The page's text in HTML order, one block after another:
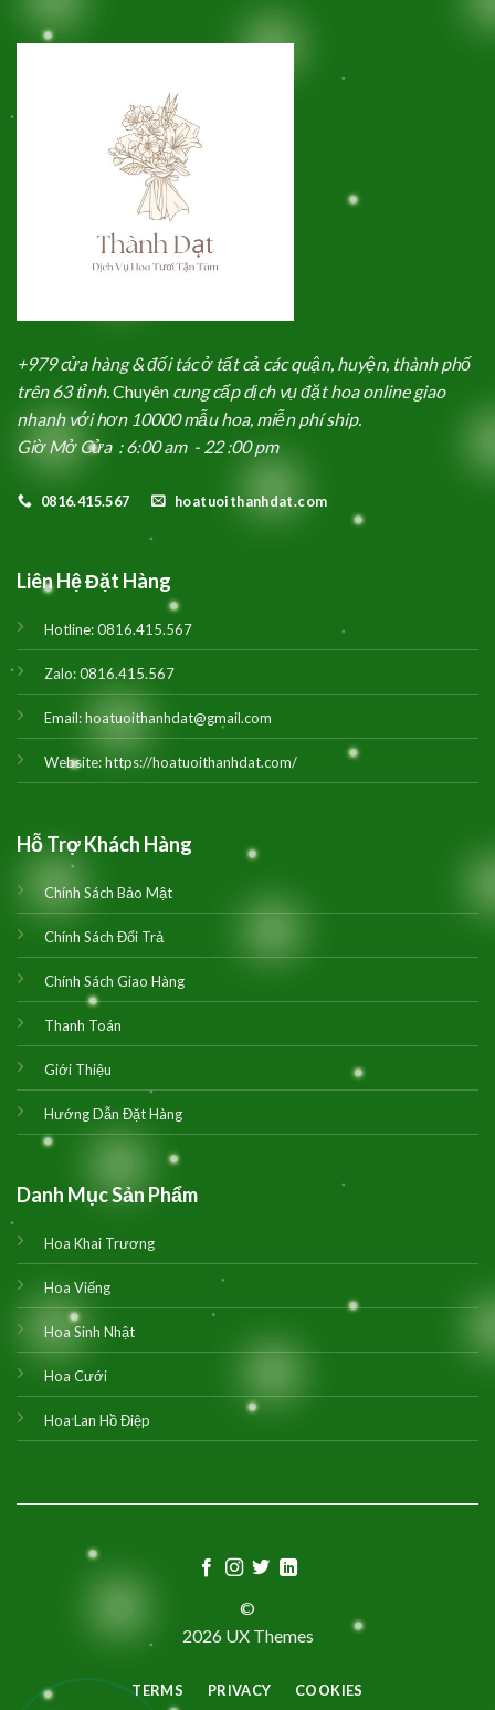
+979 cửa hàng & đối tác ở tất cả các quận, huyện, thành phố
trên 63 tỉnh. Chuyên cung cấp dịch vụ đặt hoa online giao
nhanh với hơn 10000 mẫu hoa, miễn phí ship.
Giờ Mở Cửa : 6:00 am - 22 :00 pm
0816.415.567 hoatuoithanhdat.com
Liên Hệ Đặt Hàng
Hotline:0816.415.567
Zalo:0816.415.567
Email:hoatuoithanhdat@gmail.com
Website:https://hoatuoithanhdat.com/
Hỗ Trợ Khách Hàng
Chính Sách Bảo Mật
Chính Sách Đổi Trả
Chính Sách Giao Hàng
Thanh Toán
Giới Thiệu
Hướng Dẫn Đặt Hàng
Danh Mục Sản Phẩm
Hoa Khai Trương
Hoa Viếng
Hoa Sinh Nhật
Hoa Cưới
Hoa Lan Hồ Điệp
©
2026 UX Themes
TERMS PRIVACY COOKIES